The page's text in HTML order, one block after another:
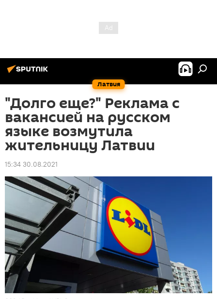
Латвия
"Долго еще?" Реклама с
вакансией на русском
языке возмутила
жительницу Латвии
15:34 30.08.2021